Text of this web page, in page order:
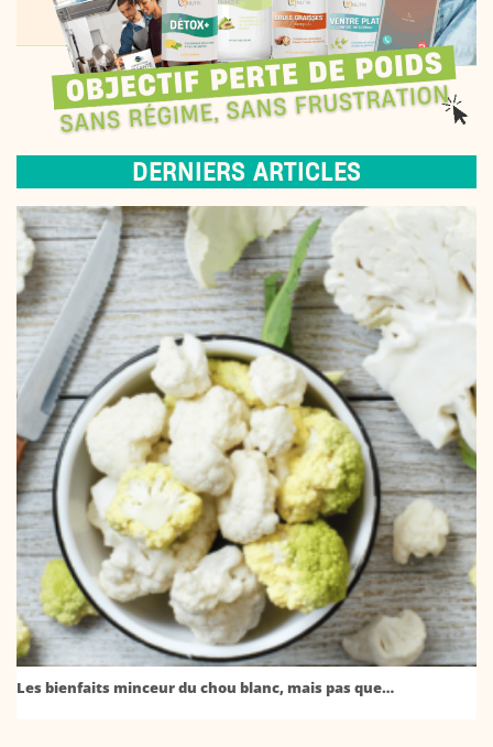
DERNIERS ARTICLES
Les bienfaits minceur du chou blanc, mais pas que…